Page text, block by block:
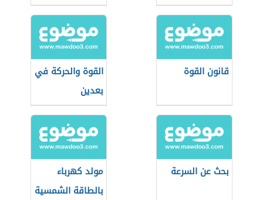
قانون القوة
القوة والحركة في
بعدين
بحث عن السرعة
مولد كهرباء
بالطاقة الشمسية